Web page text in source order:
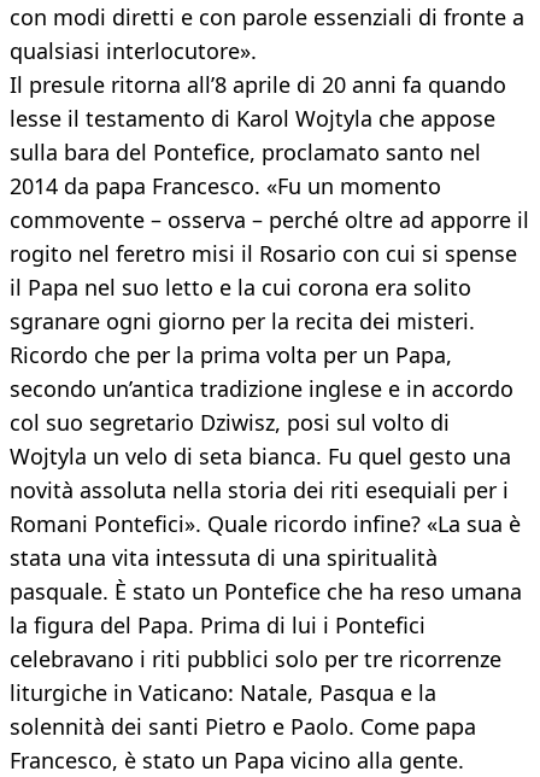
con modi diretti e con parole essenziali di fronte a
qualsiasi interlocutore».
Il presule ritorna all’8 aprile di 20 anni fa quando
lesse il testamento di Karol Wojtyla che appose
sulla bara del Pontefice, proclamato santo nel
2014 da papa Francesco. «Fu un momento
commovente – osserva – perché oltre ad apporre il
rogito nel feretro misi il Rosario con cui si spense
il Papa nel suo letto e la cui corona era solito
sgranare ogni giorno per la recita dei misteri.
Ricordo che per la prima volta per un Papa,
secondo un’antica tradizione inglese e in accordo
col suo segretario Dziwisz, posi sul volto di
Wojtyla un velo di seta bianca. Fu quel gesto una
novità assoluta nella storia dei riti esequiali per i
Romani Pontefici». Quale ricordo infine? «La sua è
stata una vita intessuta di una spiritualità
pasquale. È stato un Pontefice che ha reso umana
la figura del Papa. Prima di lui i Pontefici
celebravano i riti pubblici solo per tre ricorrenze
liturgiche in Vaticano: Natale, Pasqua e la
solennità dei santi Pietro e Paolo. Come papa
Francesco, è stato un Papa vicino alla gente.